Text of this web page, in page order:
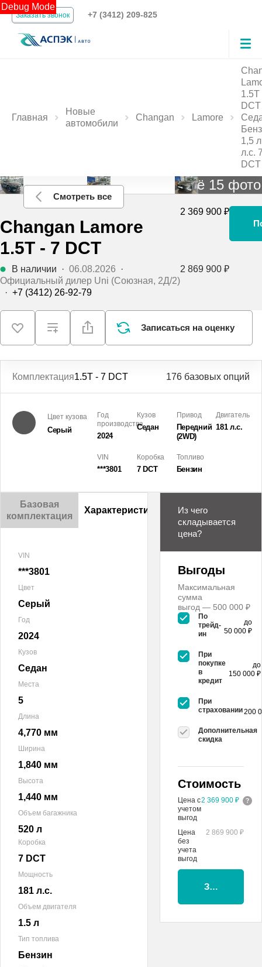
Debug Mode
Заказать звонок +7 (3412) 209-825
Главная
Новые
автомобили
Changan Lamore
1.5T
DCT
1,5
л.с.
DCT
Ещё 15 фото
Смотреть все
Changan Lamore
1.5T - 7 DCT
2 369 900 ₽
В наличии · 06.08.2026 ·
Официальный дилер Uni (Союзная, 2Д/2)
· +7 (3412) 26-92-79
2 869 900 ₽
Записаться на оценку
Комплектация1.5T - 7 DCT 176 базовых опций
Цвет кузова
Серый
Год
производства
2024
Кузов
Седан
Привод
Передний
(2WD)
Двигатель
181 л.с.
VIN
***3801
Коробка
7 DCT
Топливо
Бензин
Базовая
комплектация
Характеристики Описание
VIN
***3801
Цвет
Серый
Год
2024
Кузов
Седан
Места
5
Длина
4,770 мм
Ширина
1,840 мм
Высота
1,440 мм
Объем багажника
520 л
Коробка
7 DCT
Мощность
181 л.с.
Объем двигателя
1.5 л
Тип топлива
Бензин
Из чего
складывается
цена?
Выгоды
Максимальная
сумма
выгод — 500 000 ₽
По
трейд-
ин
до
50 000 ₽
При
покупке
в
кредит
до
150 000 ₽
При
страховании200
Дополнительная
скидка
Стоимость
Цена с
учетом
выгод
2 369 900 ₽
Цена
без
учета
выгод
2 869 900 ₽